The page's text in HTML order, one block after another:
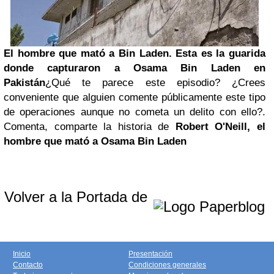
El hombre que mató a Bin Laden. Esta es la guarida
donde capturaron a Osama Bin Laden en
Pakistán¿Qué te parece este episodio? ¿Crees
conveniente que alguien comente públicamente este tipo
de operaciones aunque no cometa un delito con ello?.
Comenta, comparte
la historia de Robert O'Neill, el
hombre que mató a Osama Bin Laden
Volver a la Portada de
Inicio
Contacto
Presentación
Condiciones generales